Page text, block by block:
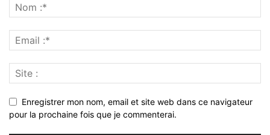
Enregistrer mon nom, email et site web dans ce navigateur
pour la prochaine fois que je commenterai.